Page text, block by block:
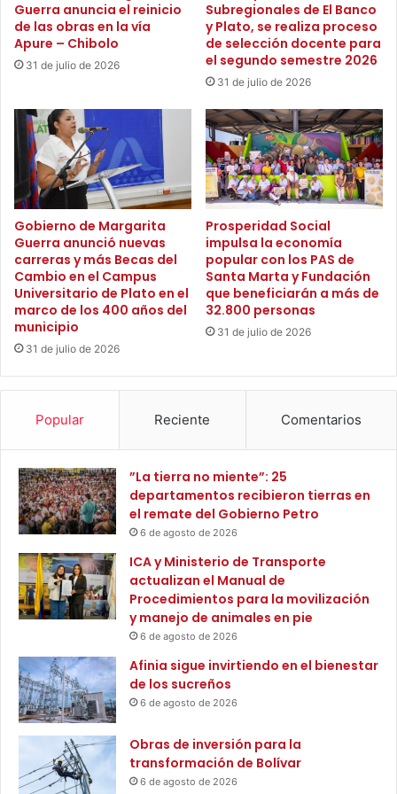
b
a
o
n
n
s
t
i
t
u
c
i
o
a
e
a
d
a
p
o
p
e
s
v
o
n
u
e
l
a
U
.
S
e
r
g
i
A
o
e
d
a
Guerra anuncia el reinicio
de las obras en la vía
Apure – Chibolo
31 de julio de 2026
Subregionales de El Banco
y Plato, se realiza proceso
de selección docente para
el segundo semestre 2026
31 de julio de 2026
Gobierno de Margarita
Guerra anunció nuevas
carreras y más Becas del
Cambio en el Campus
Universitario de Plato en el
marco de los 400 años del
municipio
31 de julio de 2026
Prosperidad Social
impulsa la economía
popular con los PAS de
Santa Marta y Fundación
que beneficiarán a más de
32.800 personas
31 de julio de 2026
Popular Reciente Comentarios
”La tierra no miente”: 25
departamentos recibieron tierras en
el remate del Gobierno Petro
6 de agosto de 2026
ICA y Ministerio de Transporte
actualizan el Manual de
Procedimientos para la movilización
y manejo de animales en pie
6 de agosto de 2026
Afinia sigue invirtiendo en el bienestar
de los sucreños
6 de agosto de 2026
Obras de inversión para la
transformación de Bolívar
6 de agosto de 2026